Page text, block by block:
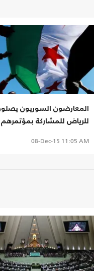
المعارضون السوريون يصلون
للرياض للمشاركة بمؤتمرهم
08-Dec-15 11:05 AM